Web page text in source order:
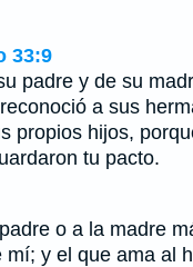
33:9
padre y de su
a sus
propios hijos,
tu pacto.
o a la madre
mí; y el que ama al